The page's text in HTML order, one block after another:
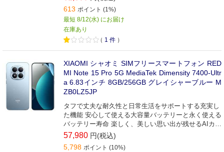
613 ポイント (1%)
最短 8/12(水) にお届け
在庫あり
（ 1 件 ）
XIAOMI シャオミ SIMフリースマートフォン RED
MI Note 15 Pro 5G MediaTek Dimensity 7400-Ultr
a 6.83インチ 8GB/256GB グレイシャーブルー M
ZB0LZ5JP
タフで丈夫な耐久性と日常生活をサポートする充実し
た機能 安心して使える大容量バッテリーと永く使える
バッテリー寿命 楽しく、美しい思い出が残せるAIカメ
ラ
57,980 円(税込)
5,798 ポイント (10%)